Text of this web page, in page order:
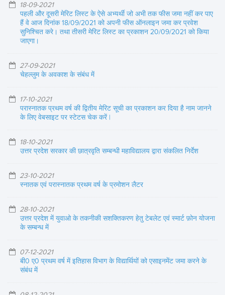
18-09-2021
पहली और दूसरी मेरिट लिस्ट के ऐसे अभ्यर्थी जो अभी तक फीस जमा नहीं कर पाए
हैं वे आज दिनांक 18/09/2021 को अपनी फीस ऑनलाइन जमा कर प्रवेश
सुनिश्चित करे। तथा तीसरी मेरिट लिस्ट का प्रकाशन 20/09/2021 को किया
जाएगा।
27-09-2021
चेहल्लुम के अवकाश के संबंध में
17-10-2021
परास्नातक प्रथम वर्ष की द्वितीय मेरिट सूची का प्रकाशन कर दिया है नाम जानने
के लिए वेबसाइट पर स्टेटस चेक करें |
18-10-2021
उत्तर प्रदेश सरकार की छात्रवृति सम्बन्धी महाविद्यालय द्वारा संकलित निर्देश
23-10-2021
स्नातक एवं परास्नातक प्रथम वर्ष के प्रमोशन लैटर
28-10-2021
उत्तर प्रदेश में युवाओ के तकनीकी सशक्तिकरण हेतु टेबलेट एवं स्मार्ट फ़ोन योजना
के सम्बन्ध में
07-12-2021
बी0 ए0 प्रथम वर्ष में इतिहास विभाग के विद्यार्थियों को एसाइनमेंट जमा करने के
संबंध में